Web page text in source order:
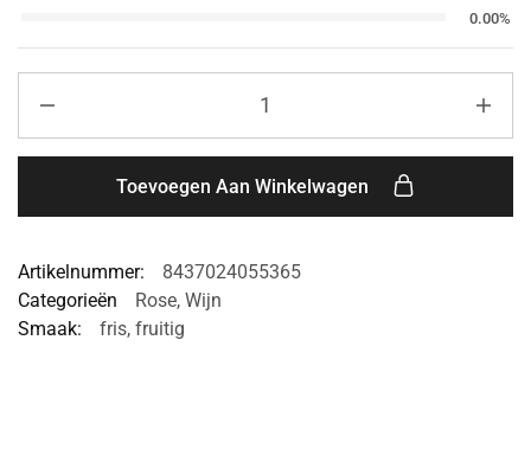
0.00%
Toevoegen Aan Winkelwagen
Artikelnummer:
8437024055365
Categorieën
Rose, Wijn
Smaak:
fris, fruitig